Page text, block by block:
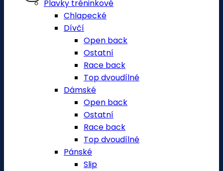
Plavky tréninkové
Chlapecké
Dívčí
Open back
Ostatní
Race back
Top dvoudílné
Dámské
Open back
Ostatní
Race back
Top dvoudílné
Pánské
Slip